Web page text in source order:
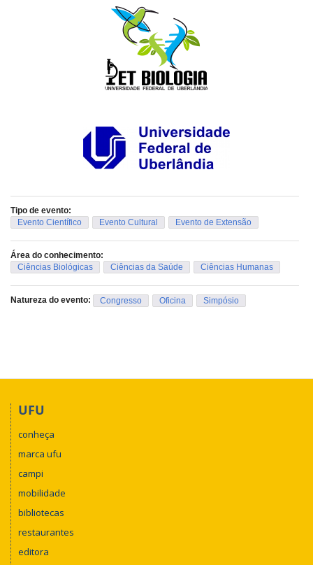
Tipo de evento:
Evento Científico
Evento Cultural Evento de Extensão
Área do conhecimento:
Ciências Biológicas
Ciências da Saúde Ciências Humanas
Natureza do evento: Congresso Oficina Simpósio
UFU
conheça
marca ufu
campi
mobilidade
bibliotecas
restaurantes
editora